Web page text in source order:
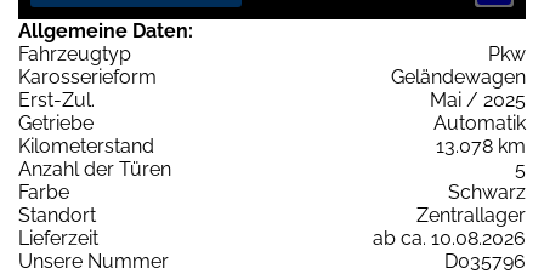
Allgemeine Daten:
Fahrzeugtyp
Pkw
Karosserieform
Geländewagen
Erst-Zul.
Mai / 2025
Getriebe
Automatik
Kilometerstand
13.078 km
Anzahl der Türen
5
Farbe
Schwarz
Standort
Zentrallager
Lieferzeit
ab ca. 10.08.2026
Unsere Nummer
D035796